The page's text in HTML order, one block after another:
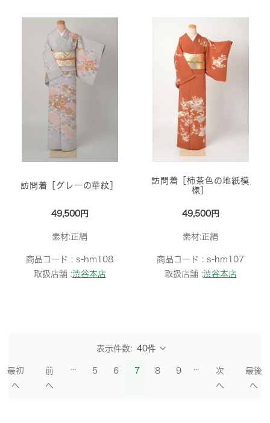
訪問着［グレーの華紋］
49,500円
素材:正絹
商品コード : s-hm108
取扱店舗 :渋谷本店
訪問着［柿茶色の地紙模
様］
49,500円
素材:正絹
商品コード : s-hm107
取扱店舗 :渋谷本店
表示件数:
最初
へ
前
へ
... 5 6 7 8 9 ...
次
へ
最後
へ